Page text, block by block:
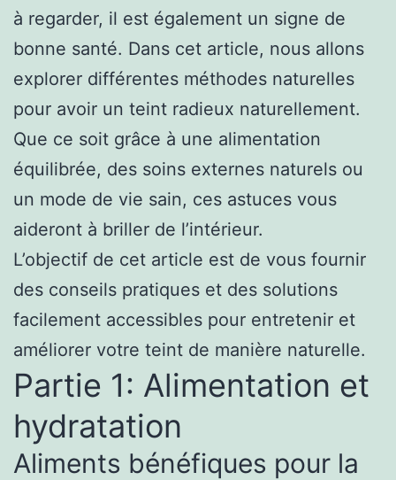
à regarder, il est également un signe de
bonne santé. Dans cet article, nous allons
explorer différentes méthodes naturelles
pour avoir un teint radieux naturellement.
Que ce soit grâce à une alimentation
équilibrée, des soins externes naturels ou
un mode de vie sain, ces astuces vous
aideront à briller de l’intérieur.
L’objectif de cet article est de vous fournir
des conseils pratiques et des solutions
facilement accessibles pour entretenir et
améliorer votre teint de manière naturelle.
Partie 1: Alimentation et
hydratation
Aliments bénéfiques pour la